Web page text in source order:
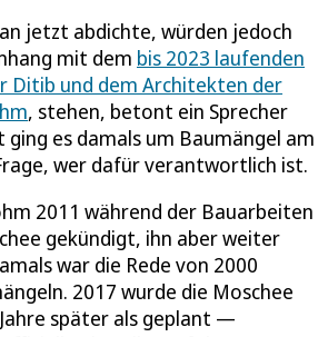
jetzt abdichte, würden jedoch
mit dem bis 2023 laufenden
Ditib und dem Architekten der
, stehen, betont ein Sprecher
es damals um Baumängel am
wer dafür verantwortlich ist.
2011 während der Bauarbeiten
gekündigt, ihn aber weiter
war die Rede von 2000
2017 wurde die Moschee
später als geplant —